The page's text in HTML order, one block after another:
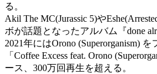
る。
Akil The MC(Jurassic 5)や
ボが話題となったアルバム『done
2021年にはOrono (Superorganism)
「Coffee Excess feat. Orono
ース、300万回再生を超える。